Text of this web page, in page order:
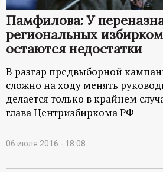
ц
и
о
н
Памфилова: У
региональных
остаются недостатки
В разгар предвыборной
сложно на ходу менять
делается только в крайнем
глава Центризбиркома РФ
06 июля 2016 - 18:08